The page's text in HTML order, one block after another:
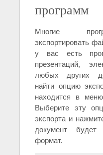
программ
Многие
экспортировать
у вас есть
презентаций,
любых других
найти опцию
находится в
Выберите эту
экспорта и
документ
формат.